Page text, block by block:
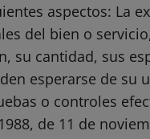
aspectos: La
del bien o
su cantidad, sus
esperarse de su
o controles
de 11 de